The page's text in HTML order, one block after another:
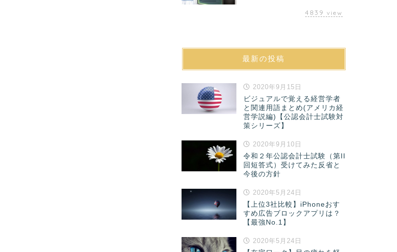
4839 view
最新の投稿
2020年9月15日
ビジュアルで覚える経営学者
と関連用語まとめ(アメリカ経
営学説編)【公認会計士試験対
策シリーズ】
2020年9月10日
令和２年公認会計士試験（第II
回短答式）受けてみた反省と
今後の方針
2020年5月24日
【上位3社比較】iPhoneおす
すめ広告ブロックアプリは？
【最強No.1】
2020年5月24日